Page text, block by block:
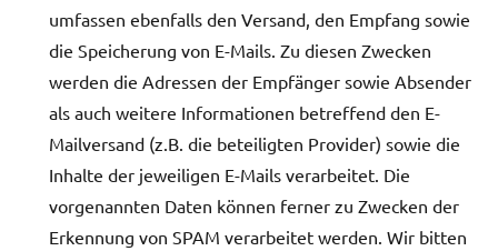
umfassen ebenfalls den Versand, den Empfang sowie
die Speicherung von E-Mails. Zu diesen Zwecken
werden die Adressen der Empfänger sowie Absender
als auch weitere Informationen betreffend den E-
Mailversand (z.B. die beteiligten Provider) sowie die
Inhalte der jeweiligen E-Mails verarbeitet. Die
vorgenannten Daten können ferner zu Zwecken der
Erkennung von SPAM verarbeitet werden. Wir bitten